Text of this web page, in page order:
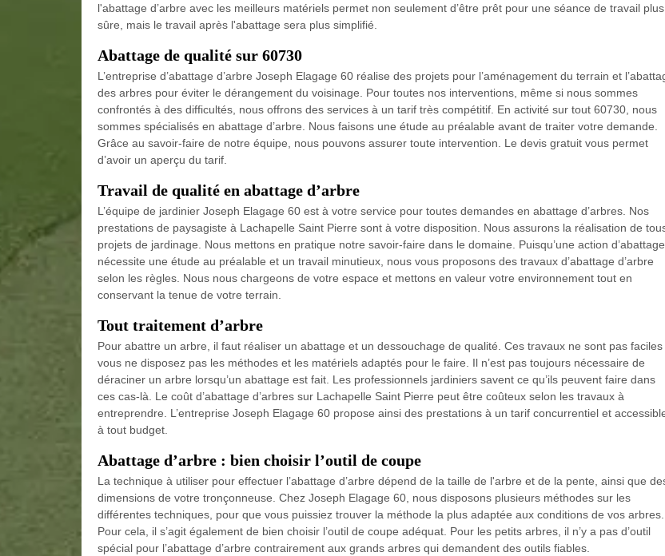
l'abattage d’arbre avec les meilleurs matériels permet non seulement d’être prêt pour une séance de travail plus
sûre, mais le travail après l'abattage sera plus simplifié.
Abattage de qualité sur 60730
L’entreprise d’abattage d’arbre Joseph Elagage 60 réalise des projets pour l’aménagement du terrain et
des arbres pour éviter le dérangement du voisinage. Pour toutes nos interventions, même si nous sommes
confrontés à des difficultés, nous offrons des services à un tarif très compétitif. En activité sur tout 60730, nous
sommes spécialisés en abattage d’arbre. Nous faisons une étude au préalable avant de traiter votre demande.
Grâce au savoir-faire de notre équipe, nous pouvons assurer toute intervention. Le devis gratuit vous permet
d’avoir un aperçu du tarif.
Travail de qualité en abattage d’arbre
L’équipe de jardinier Joseph Elagage 60 est à votre service pour toutes demandes en abattage d’arbres. Nos
prestations de paysagiste à Lachapelle Saint Pierre sont à votre disposition. Nous assurons la réalisation de
projets de jardinage. Nous mettons en pratique notre savoir-faire dans le domaine. Puisqu’une action d’abattage
nécessite une étude au préalable et un travail minutieux, nous vous proposons des travaux d’abattage d’arbre
selon les règles. Nous nous chargeons de votre espace et mettons en valeur votre environnement tout en
conservant la tenue de votre terrain.
Tout traitement d’arbre
Pour abattre un arbre, il faut réaliser un abattage et un dessouchage de qualité. Ces travaux ne sont pas faciles
vous ne disposez pas les méthodes et les matériels adaptés pour le faire. Il n’est pas toujours nécessaire de
déraciner un arbre lorsqu’un abattage est fait. Les professionnels jardiniers savent ce qu’ils peuvent faire dans
ces cas-là. Le coût d’abattage d’arbres sur Lachapelle Saint Pierre peut être coûteux selon les travaux à
entreprendre. L’entreprise Joseph Elagage 60 propose ainsi des prestations à un tarif concurrentiel et
à tout budget.
Abattage d’arbre : bien choisir l’outil de coupe
La technique à utiliser pour effectuer l’abattage d’arbre dépend de la taille de l'arbre et de la pente, ainsi que
dimensions de votre tronçonneuse. Chez Joseph Elagage 60, nous disposons plusieurs méthodes sur les
différentes techniques, pour que vous puissiez trouver la méthode la plus adaptée aux conditions de vos arbres.
Pour cela, il s’agit également de bien choisir l’outil de coupe adéquat. Pour les petits arbres, il n’y a pas d’outil
spécial pour l’abattage d’arbre contrairement aux grands arbres qui demandent des outils fiables.